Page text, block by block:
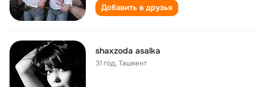
Добавить в друзья
shaxzoda asalka
31 год,Ташкент